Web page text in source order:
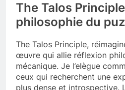
The Talos
philosophie du
The Talos Principle,
œuvre qui allie réflexion
mécanique. Je l’elègue
ceux qui recherchent une
plus dense et introspective.